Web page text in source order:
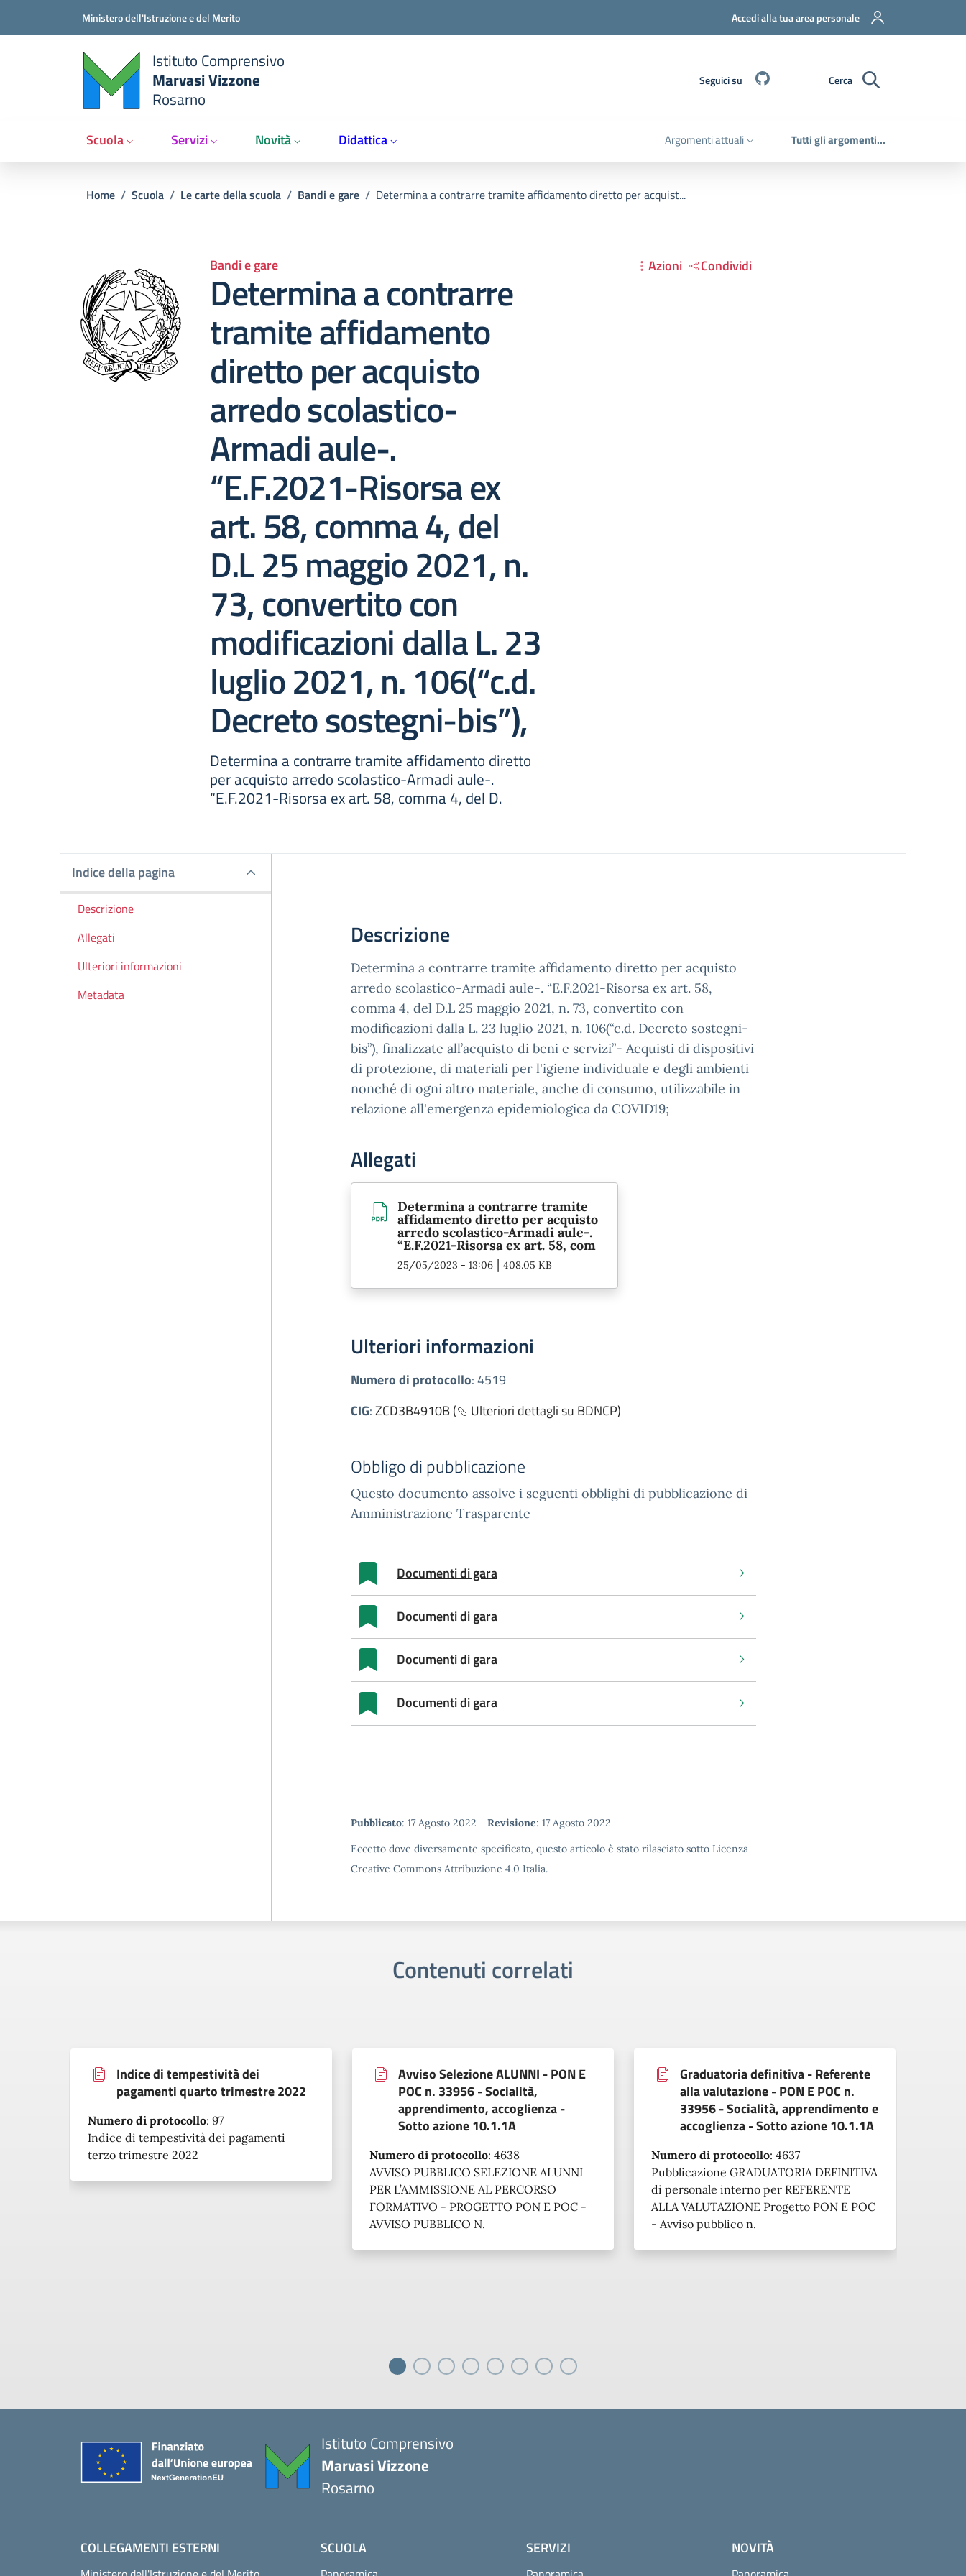
Ministero dell'Istruzione e del Merito Accedi alla tua area personale
Istituto Comprensivo
Marvasi Vizzone
Rosarno
Seguici su Cerca
Scuola Servizi Novità Didattica Argomenti attuali Tutti gli argomenti...
Briciole di pane
Home / Scuola / Le carte della scuola / Bandi e gare / Determina a contrarre tramite affidamento diretto per acquist...
Bandi e gare
Determina a contrarre
tramite affidamento
diretto per acquisto
arredo scolastico-
Armadi aule-.
“E.F.2021-Risorsa ex
art. 58, comma 4, del
D.L 25 maggio 2021, n.
73, convertito con
modificazioni dalla L. 23
luglio 2021, n. 106(“c.d.
Decreto sostegni-bis”),
Determina a contrarre tramite affidamento diretto
per acquisto arredo scolastico-Armadi aule-.
“E.F.2021-Risorsa ex art. 58, comma 4, del D.
Azioni Condividi
Indice della pagina
Indice della pagina
Descrizione
Allegati
Ulteriori informazioni
Metadata
Descrizione
Determina a contrarre tramite affidamento diretto per acquisto
arredo scolastico-Armadi aule-. “E.F.2021-Risorsa ex art. 58,
comma 4, del D.L 25 maggio 2021, n. 73, convertito con
modificazioni dalla L. 23 luglio 2021, n. 106(“c.d. Decreto sostegni-
bis”), finalizzate all’acquisto di beni e servizi”- Acquisti di dispositivi
di protezione, di materiali per l'igiene individuale e degli ambienti
nonché di ogni altro materiale, anche di consumo, utilizzabile in
relazione all'emergenza epidemiologica da COVID19;
Allegati
Determina a contrarre tramite
affidamento diretto per acquisto
arredo scolastico-Armadi aule-.
“E.F.2021-Risorsa ex art. 58, com
25/05/2023 - 13:06 | 408.05 KB
Ulteriori informazioni
Numero di protocollo:4519
CIG:ZCD3B4910B ( Ulteriori dettagli su BDNCP)
Obbligo di pubblicazione
Questo documento assolve i seguenti obblighi di pubblicazione di
Amministrazione Trasparente
Documenti di gara
Documenti di gara
Documenti di gara
Documenti di gara
Metadata
Pubblicato: 17 Agosto 2022 - Revisione: 17 Agosto 2022
Eccetto dove diversamente specificato, questo articolo è stato rilasciato sotto Licenza
Creative Commons Attribuzione 4.0 Italia.
Contenuti correlati
Indice di tempestività dei
pagamenti quarto trimestre 2022
Numero di protocollo: 97
Indice di tempestività dei pagamenti
terzo trimestre 2022
Avviso Selezione ALUNNI - PON E
POC n. 33956 - Socialità,
apprendimento, accoglienza -
Sotto azione 10.1.1A
Numero di protocollo: 4638
AVVISO PUBBLICO SELEZIONE ALUNNI
PER L’AMMISSIONE AL PERCORSO
FORMATIVO - PROGETTO PON E POC -
AVVISO PUBBLICO N.
Graduatoria definitiva - Referente
alla valutazione - PON E POC n.
33956 - Socialità, apprendimento e
accoglienza - Sotto azione 10.1.1A
Numero di protocollo: 4637
Pubblicazione GRADUATORIA DEFINITIVA
di personale interno per REFERENTE
ALLA VALUTAZIONE Progetto PON E POC
- Avviso pubblico n.
Istituto Comprensivo
Marvasi Vizzone
Rosarno
COLLEGAMENTI ESTERNI SCUOLA SERVIZI NOVITÀ